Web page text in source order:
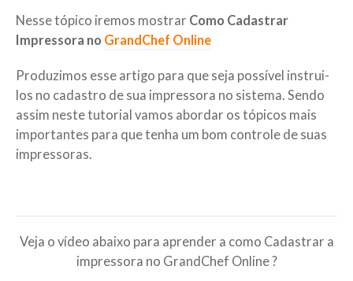
Nesse tópico iremos mostrar Como Cadastrar
Impressora no GrandChef Online
Produzimos esse artigo para que seja possível instrui-
los no cadastro de sua impressora no sistema. Sendo
assim neste tutorial vamos abordar os tópicos mais
importantes para que tenha um bom controle de suas
impressoras.
Veja o vídeo abaixo para aprender a como Cadastrar a
impressora no GrandChef Online ?